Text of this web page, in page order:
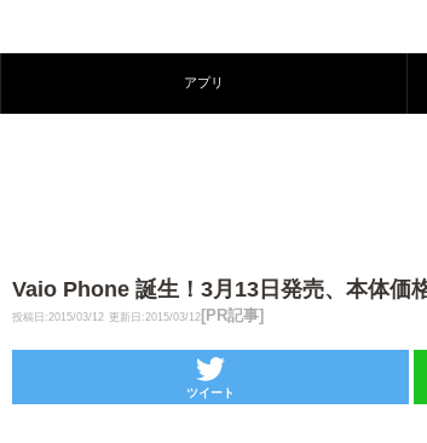
アプリ
Vaio Phone 誕生！3月13日発売、本体価
投稿日:2015/03/12 更新日:2015/03/12 [PR記事]
ツイート